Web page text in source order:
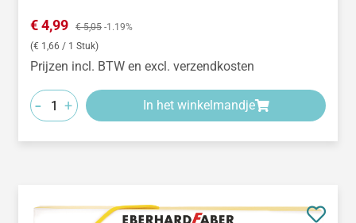
Verkoopprijs:
€ 4,99 Normale prijs:
€ 5,05 -1.19%
(€ 1,66 / 1 Stuk)
Prijzen incl. BTW en excl. verzendkosten
- + In het winkelmandje